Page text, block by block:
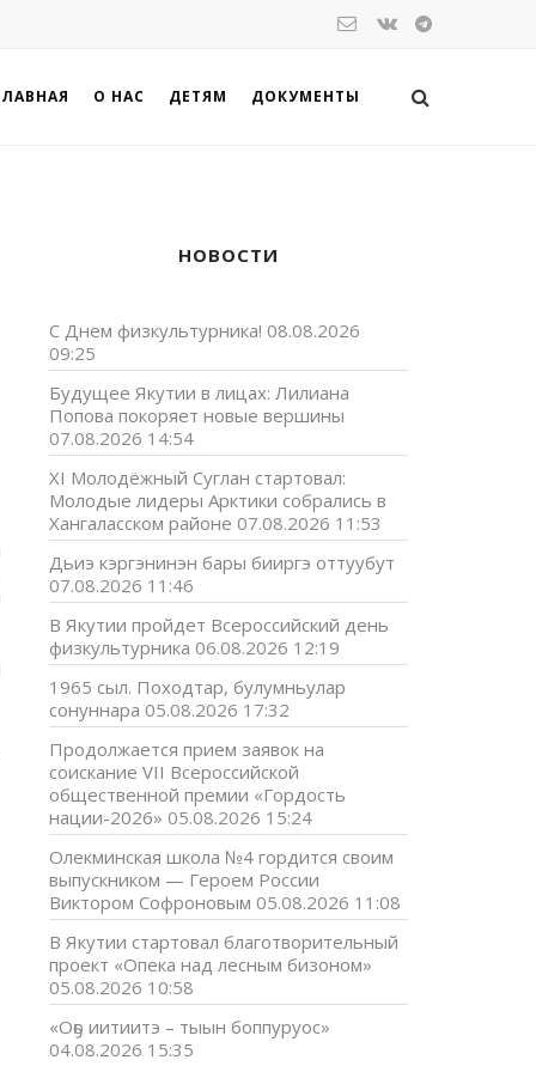
О НАС ДЕТЯМ ДОКУМЕНТЫ
НОВОСТИ
С Днем физкультурника! 08.08.2026
09:25
Будущее Якутии в лицах: Лилиана
Попова покоряет новые вершины
07.08.2026 14:54
XI Молодёжный Суглан стартовал:
Молодые лидеры Арктики собрались в
Хангаласском районе 07.08.2026 11:53
Дьиэ кэргэнинэн бары бииргэ оттуубут
07.08.2026 11:46
В Якутии пройдет Всероссийский день
физкультурника 06.08.2026 12:19
1965 сыл. Походтар, булумньулар
сонуннара 05.08.2026 17:32
Продолжается прием заявок на
соискание VII Всероссийской
общественной премии «Гордость
нации-2026» 05.08.2026 15:24
Олекминская школа №4 гордится своим
выпускником — Героем России
Виктором Софроновым 05.08.2026 11:08
В Якутии стартовал благотворительный
проект «Опека над лесным бизоном»
05.08.2026 10:58
«Оҕо иитиитэ – тыын боппуруос»
04.08.2026 15:35